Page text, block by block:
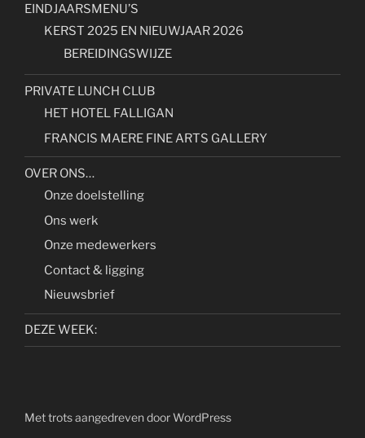
EINDJAARSMENU’S
KERST 2025 EN NIEUWJAAR 2026
BEREIDINGSWIJZE
PRIVATE LUNCH CLUB
HET HOTEL FALLIGAN
FRANCIS MAERE FINE ARTS GALLERY
OVER ONS…
Onze doelstelling
Ons werk
Onze medewerkers
Contact & ligging
Nieuwsbrief
DEZE WEEK:
Met trots aangedreven door WordPress